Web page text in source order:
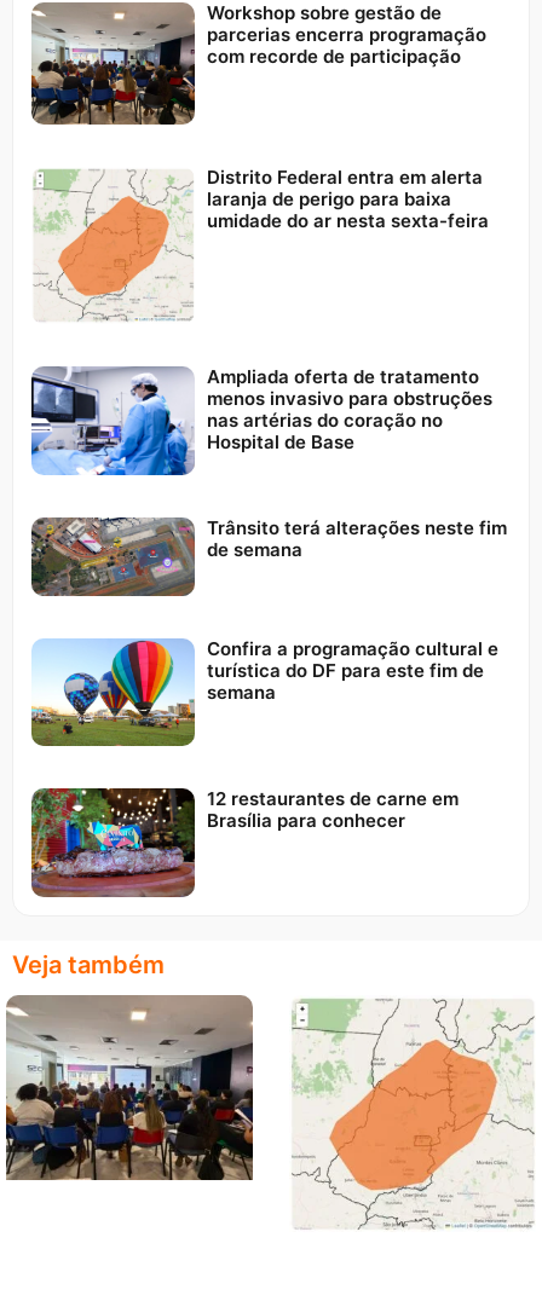
Workshop sobre gestão de
parcerias encerra programação
com recorde de participação
Distrito Federal entra em alerta
laranja de perigo para baixa
umidade do ar nesta sexta-feira
Ampliada oferta de tratamento
menos invasivo para obstruções
nas artérias do coração no
Hospital de Base
Trânsito terá alterações neste fim
de semana
Confira a programação cultural e
turística do DF para este fim de
semana
12 restaurantes de carne em
Brasília para conhecer
Veja também